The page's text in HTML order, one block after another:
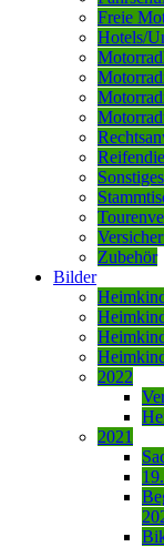
Freie
Hotels/
Sonstiges
Zubehör
Bilder
2022
2021